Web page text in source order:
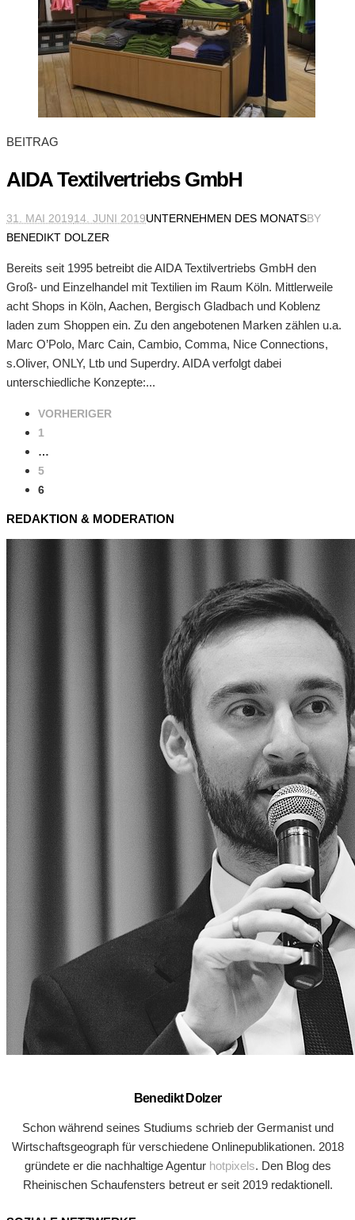
BEITRAG
AIDA Textilvertriebs GmbH
31. MAI 201914. JUNI 2019UNTERNEHMEN DES MONATSBY
BENEDIKT DOLZER
Bereits seit 1995 betreibt die AIDA Textilvertriebs GmbH den
Groß- und Einzelhandel mit Textilien im Raum Köln. Mittlerweile
acht Shops in Köln, Aachen, Bergisch Gladbach und Koblenz
laden zum Shoppen ein. Zu den angebotenen Marken zählen u.a.
Marc O’Polo, Marc Cain, Cambio, Comma, Nice Connections,
s.Oliver, ONLY, Ltb und Superdry. AIDA verfolgt dabei
unterschiedliche Konzepte:...
VORHERIGER
1
…
5
6
REDAKTION & MODERATION
Benedikt Dolzer
Schon während seines Studiums schrieb der Germanist und
Wirtschaftsgeograph für verschiedene Onlinepublikationen. 2018
gründete er die nachhaltige Agentur hotpixels. Den Blog des
Rheinischen Schaufensters betreut er seit 2019 redaktionell.